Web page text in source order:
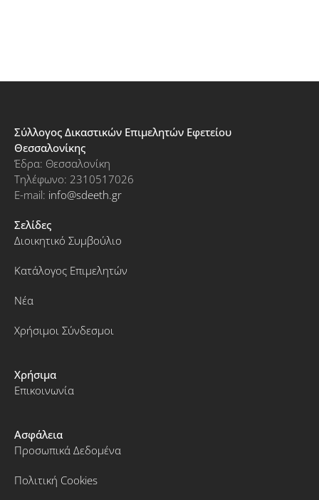
Σύλλογος Δικαστικών Επιμελητών Εφετείου
Θεσσαλονίκης
Έδρα: Θεσσαλονίκη
Τηλέφωνο: 2310517026
E-mail: info@sdeeth.gr
Σελίδες
Διοικητικό Συμβούλιο
Κατάλογος Επιμελητών
Νέα
Χρήσιμοι Σύνδεσμοι
Χρήσιμα
Επικοινωνία
Ασφάλεια
Προσωπικά Δεδομένα
Πολιτική Cookies